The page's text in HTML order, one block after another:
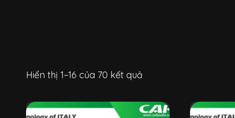
Hiển thị 1–16 của 70 kết quả